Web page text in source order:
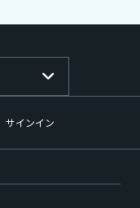
サインイン